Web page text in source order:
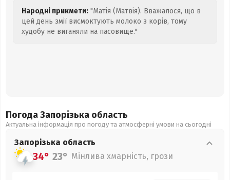
Народні прикмети: "Матія (Матвія). Вважалося, що в
цей день змії висмоктують молоко з корів, тому
худобу не виганяли на пасовище."
Погода Запорізька область
Актуальна інформація про погоду та атмосферні умови на сьогодні
Запорізька область
34° 23° Мінлива хмарність, грози